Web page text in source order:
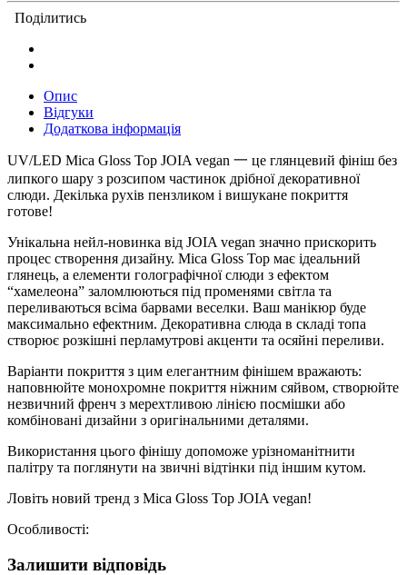
Поділитись
Опис
Відгуки
Додаткова інформація
UV/LED Mica Gloss Top JOIA vegan 一 це глянцевий фініш без
липкого шару з розсипом частинок дрібної декоративної
слюди. Декілька рухів пензликом і вишукане покриття
готове!
Унікальна нейл-новинка від JOIA vegan значно прискорить
процес створення дизайну. Mica Gloss Top має ідеальний
глянець, а елементи голографічної слюди з ефектом
“хамелеона” заломлюються під променями світла та
переливаються всіма барвами веселки. Ваш манікюр буде
максимально ефектним. Декоративна слюда в складі топа
створює розкішні перламутрові акценти та осяйні переливи.
Варіанти покриття з цим елегантним фінішем вражають:
наповнюйте монохромне покриття ніжним сяйвом, створюйте
незвичний френч з мерехтливою лінією посмішки або
комбіновані дизайни з оригінальними деталями.
Використання цього фінішу допоможе урізноманітнити
палітру та поглянути на звичні відтінки під іншим кутом.
Ловіть новий тренд з Mica Gloss Top JOIA vegan!
Особливості:
Залишити відповідь